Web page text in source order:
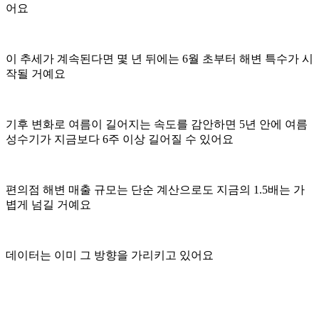
어요
이 추세가 계속된다면 몇 년 뒤에는 6월 초부터 해변 특수가 시
작될 거예요
기후 변화로 여름이 길어지는 속도를 감안하면 5년 안에 여름
성수기가 지금보다 6주 이상 길어질 수 있어요
편의점 해변 매출 규모는 단순 계산으로도 지금의 1.5배는 가
볍게 넘길 거예요
데이터는 이미 그 방향을 가리키고 있어요